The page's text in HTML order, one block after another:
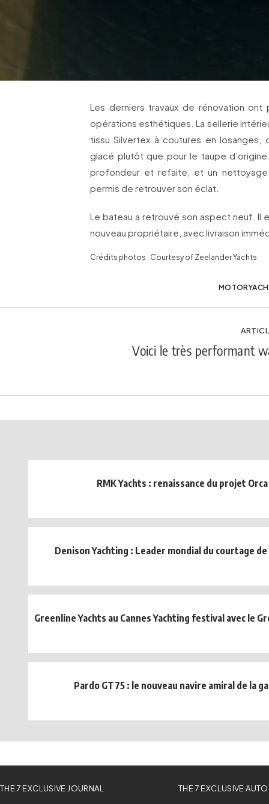
Les derniers travaux de rénovation
opérations esthétiques. La sellerie
tissu Silvertex à coutures en
glacé plutôt que pour le taupe
profondeur et refaite, et un nettoyage
permis de retrouver son éclat.
Le bateau a retrouvé son aspect neuf. Il
nouveau propriétaire, avec livraison
Crédits photos : Courtesy of Zeelander Yachts
Voici le très performant
RMK Yachts : renaissance du projet
Denison Yachting : Leader mondial du courtage
Greenline Yachts au Cannes Yachting festival avec le
Pardo GT75 : le nouveau navire amiral de la
THE 7 EXCLUSIVE JOURNAL THE 7 EXCLUSIVE AUTO